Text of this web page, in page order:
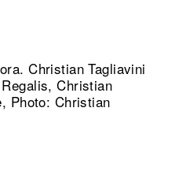
Christian Tagliavini
Christian
Photo: Christian